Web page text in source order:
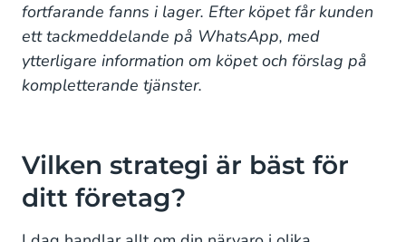
fortfarande fanns i lager. Efter köpet får kunden
ett tackmeddelande på WhatsApp, med
ytterligare information om köpet och förslag på
kompletterande tjänster.
Vilken strategi är bäst för
ditt företag?